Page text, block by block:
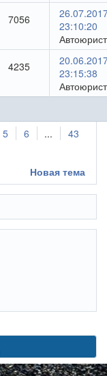
7056
23:10:20
Автоюрист
4235
23:15:38
Автоюрист
5 6 ...
43
Новая тема